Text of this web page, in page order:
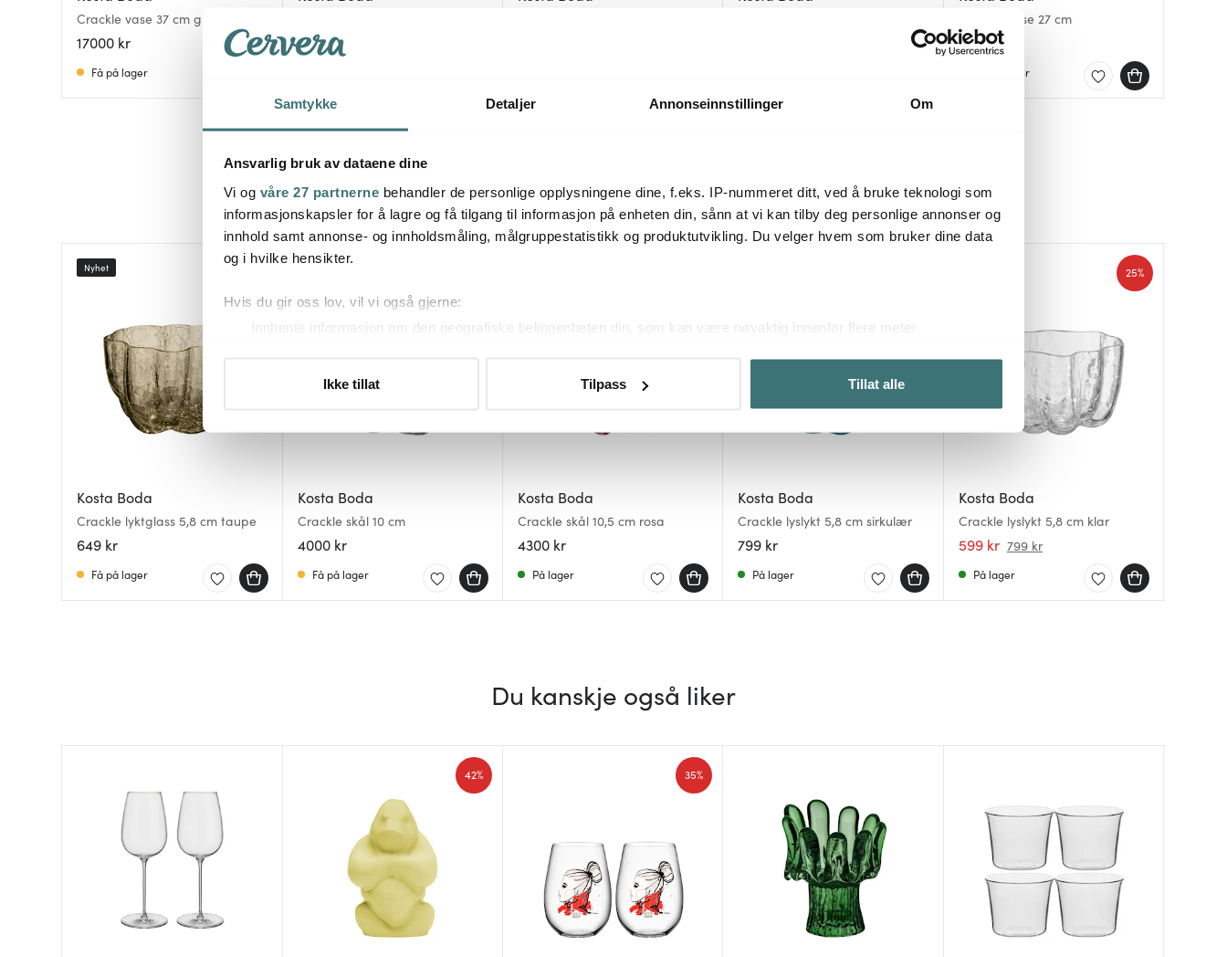
Samtykke Detaljer Annonseinnstillinger Om
Ansvarlig bruk av dataene dine
Vi og våre 27 partnerne behandler de personlige opplysningene dine, f.eks. IP-nummeret ditt, ved å bruke teknologi som
informasjonskapsler for å lagre og få tilgang til informasjon på enheten din, sånn at vi kan tilby deg personlige annonser og
innhold samt annonse- og innholdsmåling, målgruppestatistikk og produktutvikling. Du velger hvem som bruker dine data
og i hvilke hensikter.
Hvis du gir oss lov, vil vi også gjerne:
Innhente informasjon om den geografiske beliggenheten din, som kan være nøyaktig innenfor flere meter
Du kan hele tiden endre eller trekke tilbake ditt samtykke fra erklæringen om informasjonskapsler.
Vi bruker informasjonskapsler for å gi innhold og annonser et personlig preg, for å levere sosiale mediefunksjoner og for å
dem, eller som de har samlet inn gjennom din bruk av tjenestene deres.
Ikke tillat Tilpass Tillat alle
Crackle vase 37 cm grønn
17000 kr
Få på lager
749 kr 999 kr
Crackle vase 27 cm
4500 kr
Få på lager
Mer fra samme serie
Kosta Boda
Crackle lyktglass 5,8 cm taupe
649 kr
Nyhet
Få på lager
Kosta Boda
Crackle skål 10 cm
4000 kr
Få på lager
Kosta Boda
Crackle skål 10,5 cm rosa
4300 kr
På lager
Kosta Boda
Crackle lyslykt 5,8 cm sirkulær
799 kr
På lager
Kosta Boda
Crackle lyslykt 5,8 cm klar
599 kr 799 kr
25%
På lager
Du kanskje også liker
42% 35%